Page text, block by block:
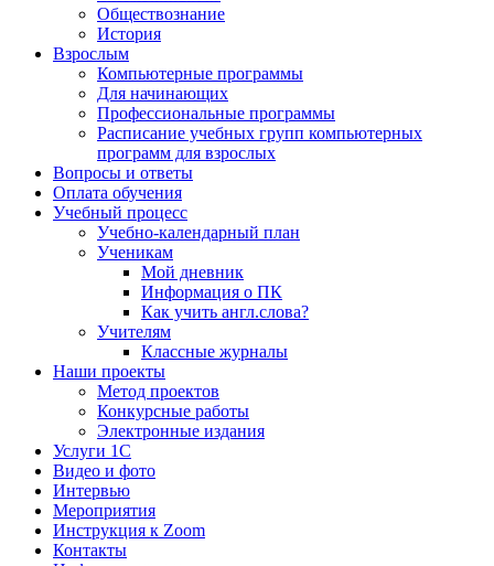
Обществознание
История
Взрослым
Компьютерные программы
Для начинающих
Профессиональные программы
Расписание учебных групп компьютерных
программ для взрослых
Вопросы и ответы
Оплата обучения
Учебный процесс
Учебно-календарный план
Ученикам
Мой дневник
Информация о ПК
Как учить англ.слова?
Учителям
Классные журналы
Наши проекты
Метод проектов
Конкурсные работы
Электронные издания
Услуги 1C
Видео и фото
Интервью
Мероприятия
Инструкция к Zoom
Контакты